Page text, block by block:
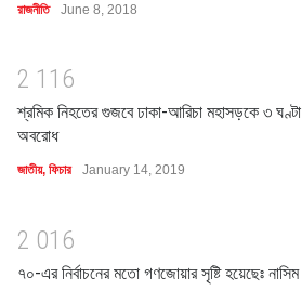
রাজনীতি June 8, 2018
2 1 1 6
শ্রমিক নিহতের গুজবে ঢাকা-আরিচা মহাসড়কে ৩ ঘণ্টা
অবরোধ
জাতীয়, ফিচার January 14, 2019
2 01 6
৭০-এর নির্বাচনের মতো গণজোয়ার সৃষ্টি হয়েছেঃ নাসিম